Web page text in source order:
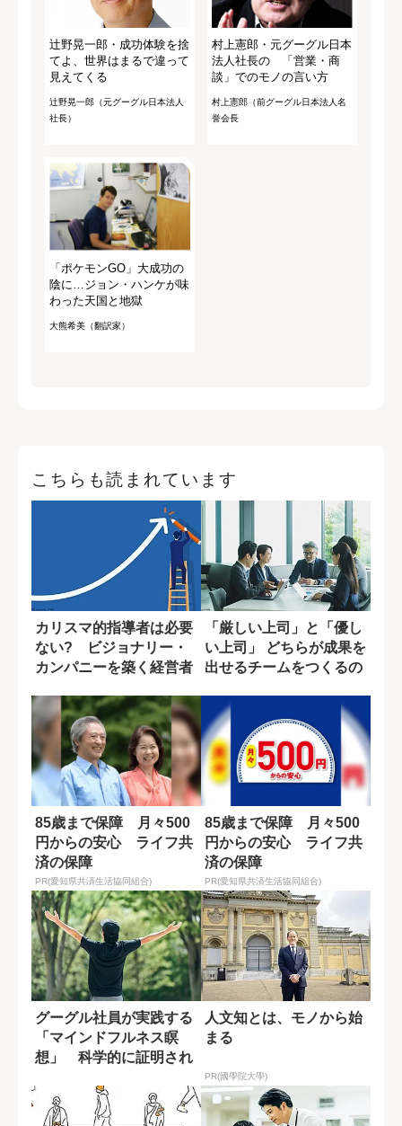
辻野晃一郎・成功体験を捨
てよ、世界はまるで違って
見えてくる
辻野晃一郎（元グーグル日本法人
社長）
村上憲郎・元グーグル日本
法人社長の 「営業・商
談」でのモノの言い方
村上憲郎（前グーグル日本法人名
誉会長
「ポケモンGO」大成功の
陰に…ジョン・ハンケが味
わった天国と地獄
大熊希美（翻訳家）
こちらも読まれています
カリスマ的指導者は必要
ない? ビジョナリー・
カンパニーを築く経営者
「厳しい上司」と「優し
い上司」 どちらが成果を
出せるチームをつくるの
85歳まで保障 月々500
円からの安心 ライフ共
済の保障
PR(愛知県共済生活協同組合)
85歳まで保障 月々500
円からの安心 ライフ共
済の保障
PR(愛知県共済生活協同組合)
グーグル社員が実践する
「マインドフルネス瞑
想」 科学的に証明され
人文知とは、モノから始
まる
PR(國學院大學)